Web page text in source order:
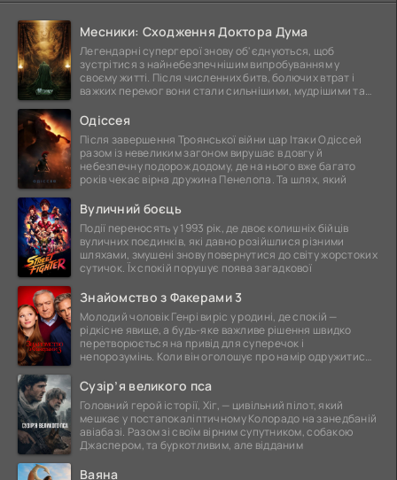
Месники: Сходження Доктора Дума
Легендарні супергерої знову об'єднуються, щоб
зустрітися з найнебезпечнішим випробуванням у
своєму житті. Після численних битв, болючих втрат і
важких перемог вони стали сильнішими, мудрішими та
Одіссея
Після завершення Троянської війни цар Ітаки Одіссей
разом із невеликим загоном вирушає в довгу й
небезпечну подорож додому, де на нього вже багато
років чекає вірна дружина Пенелопа. Та шлях, який
Вуличний боєць
Події переносять у 1993 рік, де двоє колишніх бійців
вуличних поєдинків, які давно розійшлися різними
шляхами, змушені знову повернутися до світу жорстоких
сутичок. Їх спокій порушує поява загадкової
Знайомство з Факерами 3
Молодий чоловік Генрі виріс у родині, де спокій —
рідкісне явище, а будь-яке важливе рішення швидко
перетворюється на привід для суперечок і
непорозумінь. Коли він оголошує про намір одружитися,
Сузір’я великого пса
Головний герой історії, Хіг, — цивільний пілот, який
мешкає у постапокаліптичному Колорадо на занедбаній
авіабазі. Разом зі своїм вірним супутником, собакою
Джаспером, та буркотливим, але відданим
Ваяна